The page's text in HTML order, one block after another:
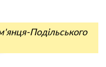
Подільського